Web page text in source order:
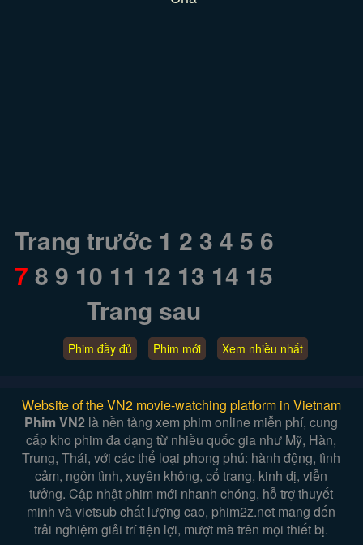
Trang trước 1 2 3 4 5 6
7 8 9 10 11 12 13 14 15
Trang sau
Phim đầy đủ Phim mới Xem nhiều nhất
Website of the VN2 movie-watching platform in Vietnam
Phim VN2 là nền tảng xem phim online miễn phí, cung
cấp kho phim đa dạng từ nhiều quốc gia như Mỹ, Hàn,
Trung, Thái, với các thể loại phong phú: hành động, tình
cảm, ngôn tình, xuyên không, cổ trang, kinh dị, viễn
tưởng. Cập nhật phim mới nhanh chóng, hỗ trợ thuyết
minh và vietsub chất lượng cao, phim2z.net mang đến
trải nghiệm giải trí tiện lợi, mượt mà trên mọi thiết bị.